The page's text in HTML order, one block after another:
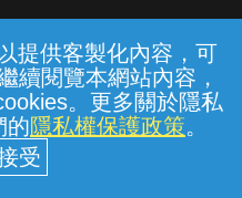
提供客製化內容，可
續閱覽本網站內容，
。更多關於隱私
的隱私權保護政策。
服務條款 隱私權保護
個人家庭分公司
© 2026